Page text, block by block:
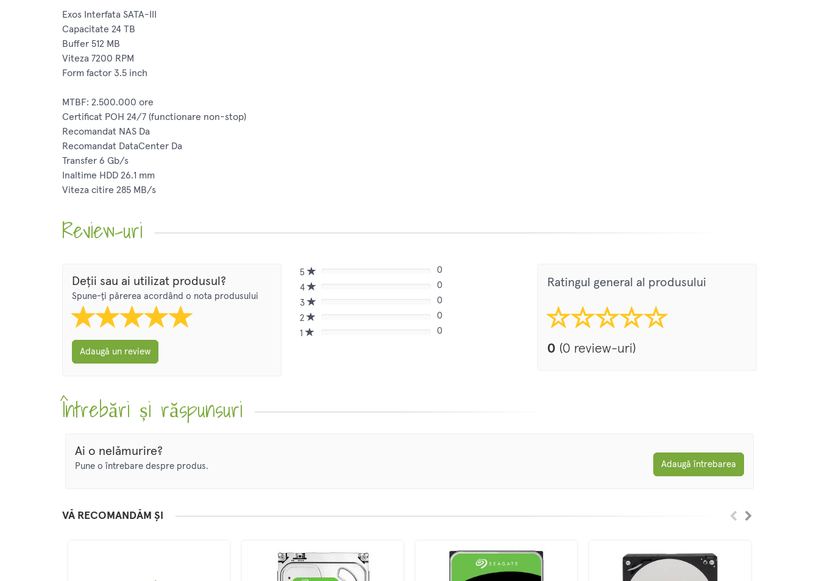
Exos Interfata SATA-III
Capacitate 24 TB
Buffer 512 MB
Viteza 7200 RPM
Form factor 3.5 inch
MTBF: 2.500.000 ore
Certificat POH 24/7 (functionare non-stop)
Recomandat NAS Da
Recomandat DataCenter Da
Transfer 6 Gb/s
Inaltime HDD 26.1 mm
Viteza citire 285 MB/s
Review-uri
Deții sau ai utilizat produsul?
Spune-ți părerea acordând o nota produsului
Adaugă un review
5
Complete
(danger)
0
4
Complete
(danger)
0
3
Complete
(danger)
0
2
Complete
0
1
0
Ratingul general al produsului
0 (0 review-uri)
Întrebări și răspunsuri
Ai o nelămurire?
Pune o întrebare despre produs. Adaugă întrebarea
VĂ RECOMANDĂM ȘI